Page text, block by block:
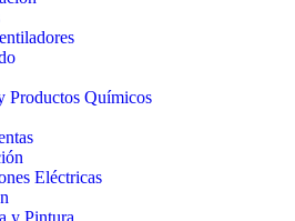
Productos Químicos
Eléctricas
y Pintura